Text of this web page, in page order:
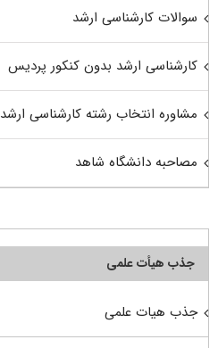
سوالات کارشناسی ارشد
کارشناسی ارشد بدون کنکور پردیس
مشاوره انتخاب رشته کارشناسی ارشد
مصاحبه دانشگاه شاهد
جذب هیأت علمی
جذب هیات علمی